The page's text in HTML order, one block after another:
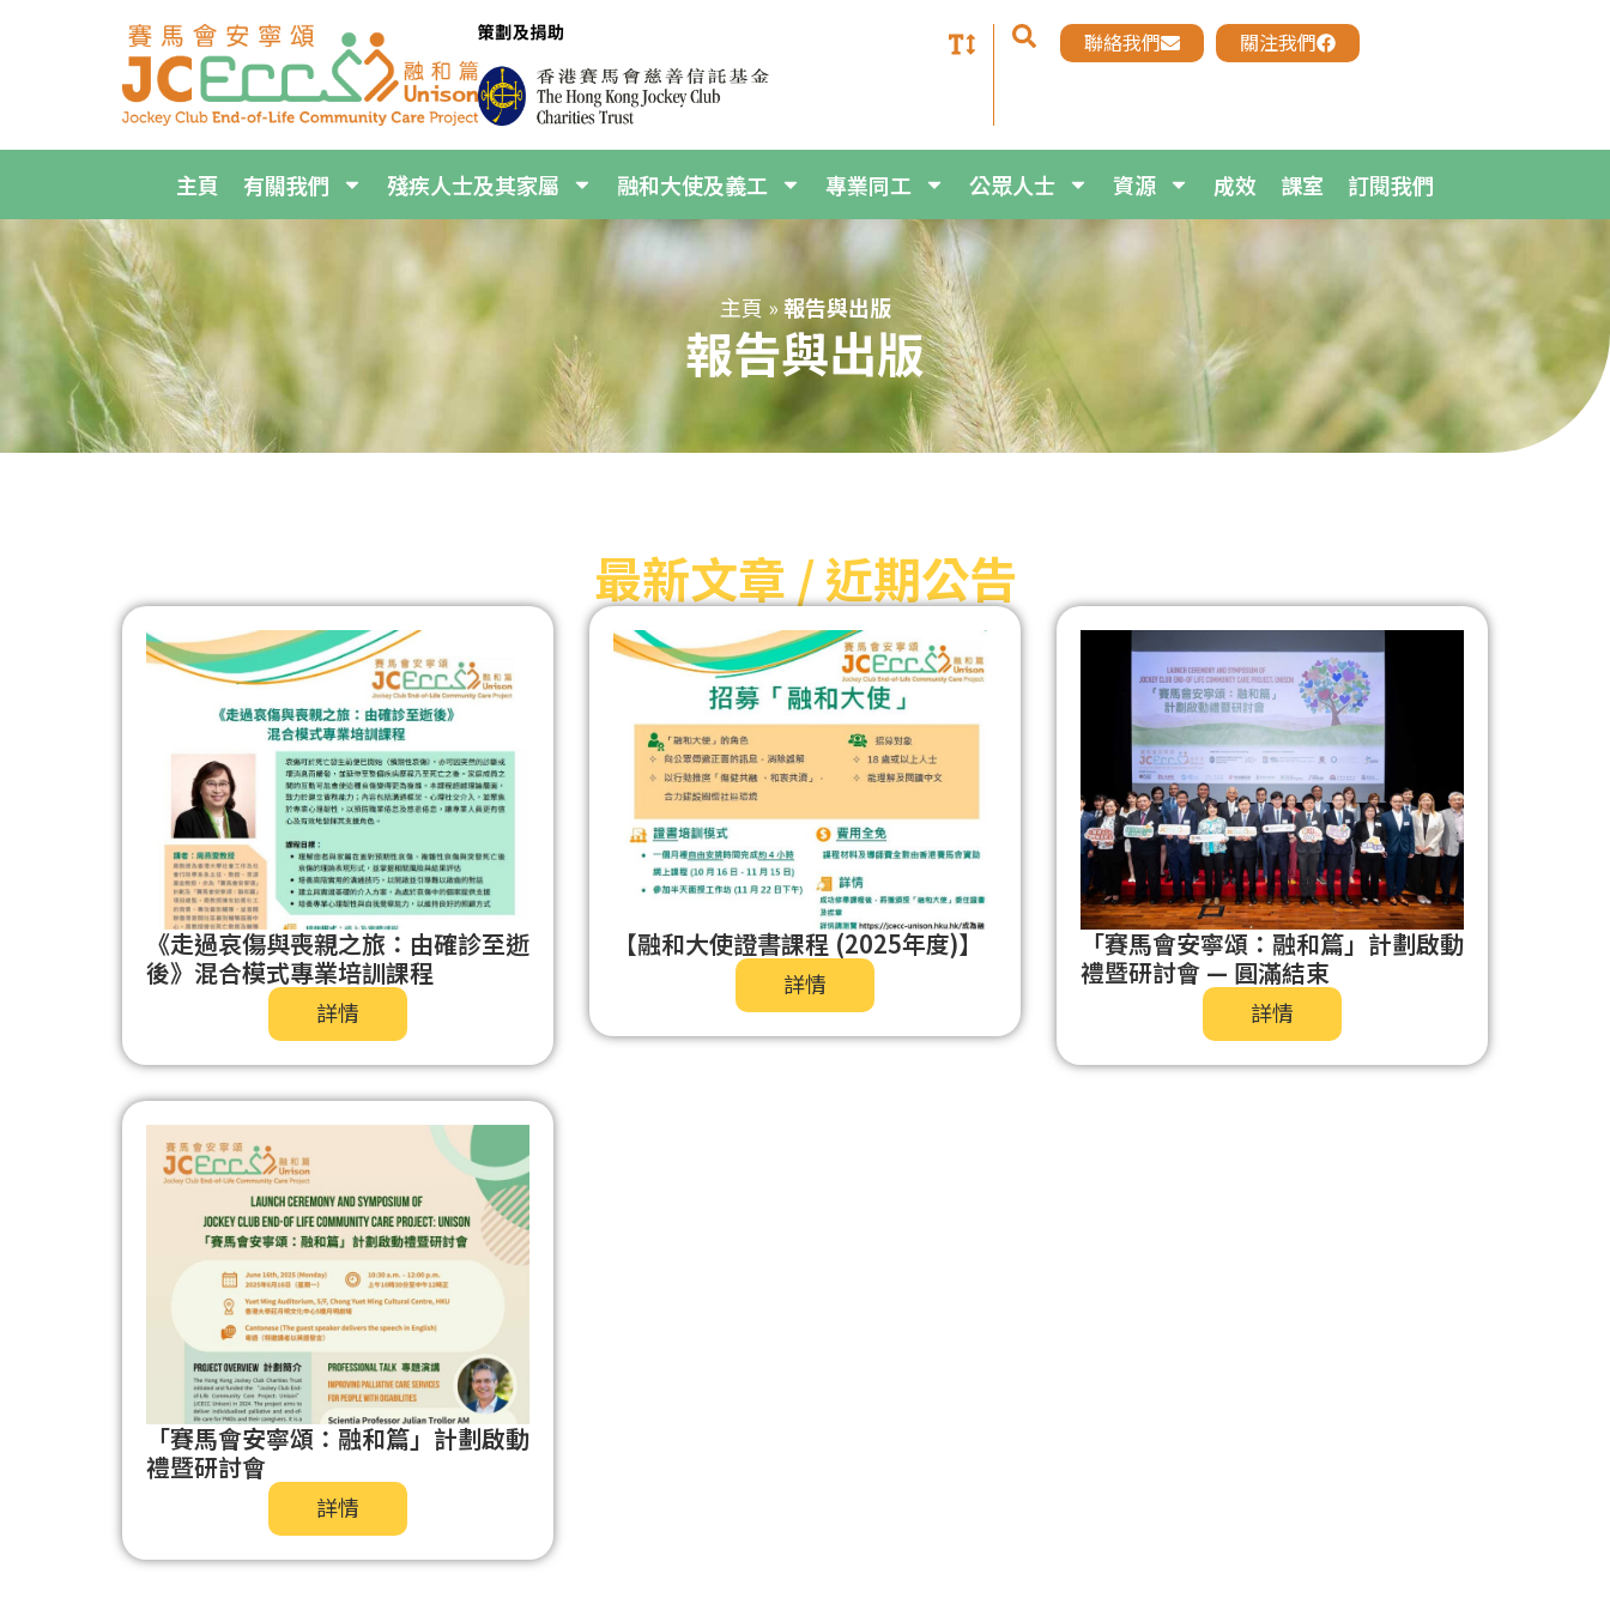
聯絡我們 關注我們
主頁 有關我們 殘疾人士及其家屬 融和大使及義工 專業同工 公眾人士 資源 成效 課室 訂閱我們
主頁 » 報告與出版
報告與出版
最新文章 / 近期公告
《走過哀傷與喪親之旅：由確診至逝
後》混合模式專業培訓課程
詳情
【融和大使證書課程 (2025年度)】
詳情
「賽馬會安寧頌：融和篇」計劃啟動
禮暨研討會 — 圓滿結束
詳情
「賽馬會安寧頌：融和篇」計劃啟動
禮暨研討會
詳情